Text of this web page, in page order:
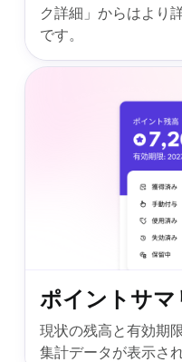
ク詳細」からはより
です。
ポイントサマ
現状の残高と有効期
集計データが表示され